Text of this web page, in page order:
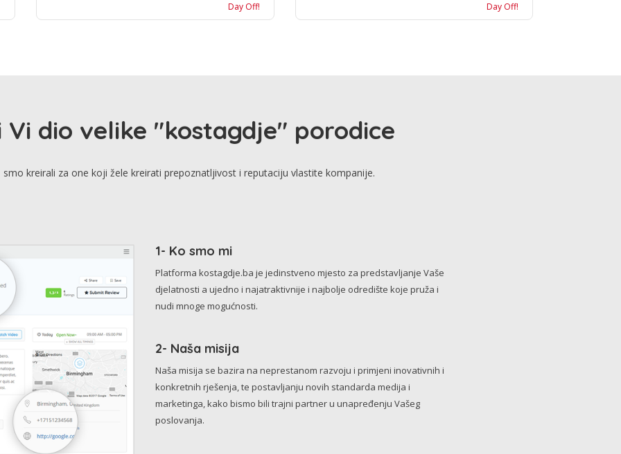
Day Off! Day Off!
Vi dio velike "kostagdje" porodice
kreirali za one koji žele kreirati prepoznatljivost i reputaciju vlastite kompanije.
1- Ko smo mi
Platforma kostagdje.ba je jedinstveno mjesto za predstavljanje Vaše
djelatnosti a ujedno i najatraktivnije i najbolje odredište koje pruža i
nudi mnoge mogućnosti.
2- Naša misija
Naša misija se bazira na neprestanom razvoju i primjeni inovativnih i
konkretnih rješenja, te postavljanju novih standarda medija i
marketinga, kako bismo bili trajni partner u unapređenju Vašeg
poslovanja.